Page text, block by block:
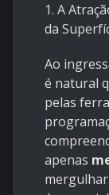
1. A
da
Ao
é natural
pelas
apenas